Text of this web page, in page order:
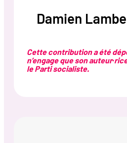
Damien
Cette contribution a été
n’engage que son
le Parti socialiste.